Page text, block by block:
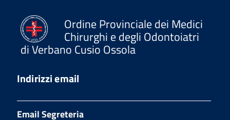
Ordine Provinciale dei Medici
Chirurghi e degli Odontoiatri
di Verbano Cusio Ossola
Indirizzi email
Email Segreteria